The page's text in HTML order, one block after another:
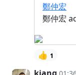
鄭仲宏
鄭仲宏
👍 1